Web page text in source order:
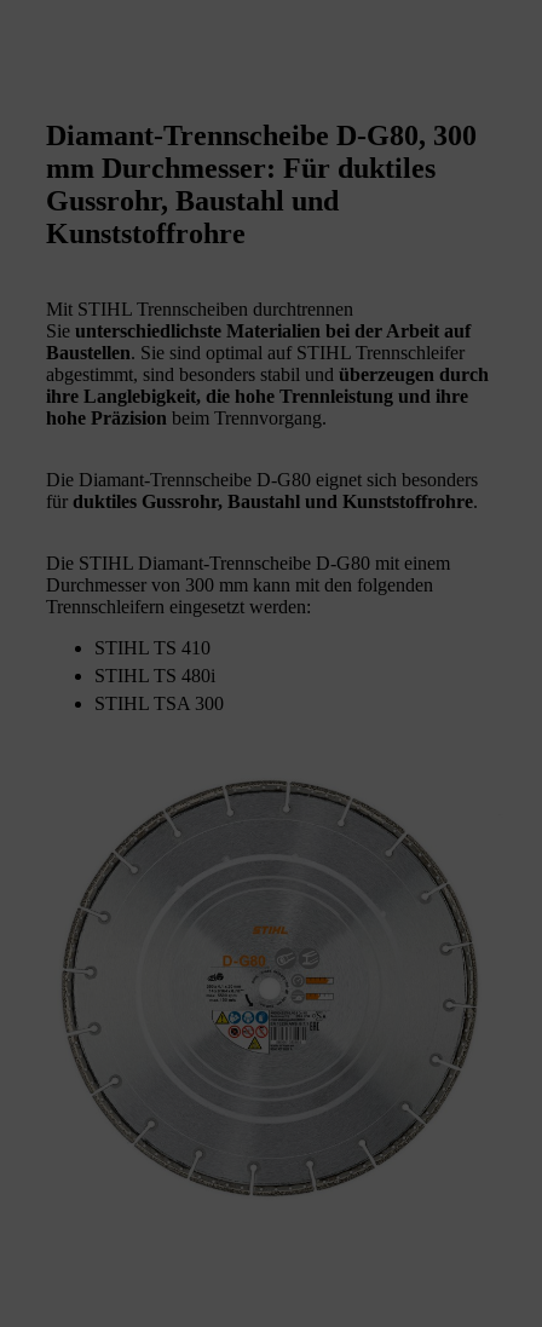
Diamant-Trennscheibe D-G80, 300
mm Durchmesser: Für duktiles
Gussrohr, Baustahl und
Kunststoffrohre
Mit STIHL Trennscheiben durchtrennen
Sie unterschiedlichste Materialien bei der Arbeit auf
Baustellen. Sie sind optimal auf STIHL Trennschleifer
abgestimmt, sind besonders stabil und überzeugen durch
ihre Langlebigkeit, die hohe Trennleistung und ihre
hohe Präzision beim Trennvorgang.
Die Diamant-Trennscheibe D-G80 eignet sich besonders
für duktiles Gussrohr, Baustahl und Kunststoffrohre.
Die STIHL Diamant-Trennscheibe D-G80 mit einem
Durchmesser von 300 mm kann mit den folgenden
Trennschleifern eingesetzt werden:
STIHL TS 410
STIHL TS 480i
STIHL TSA 300